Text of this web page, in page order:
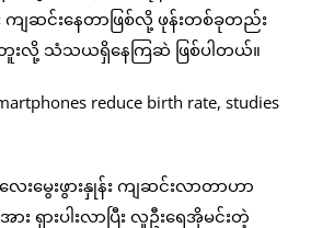
ကျဆင်းနေတာဖြစ်လို့ ဖုန်းတစ်ခုတည်း
းလို့ သံသယရှိနေကြဆဲ ဖြစ်ပါတယ်။
းမွေးဖွားနှုန်း ကျဆင်းလာတာဟာ
ရှားပါးလာပြီး လူဦးရေအိုမင်းတဲ့